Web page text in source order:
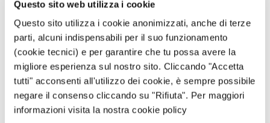
Questo sito web utilizza i cookie
Questo sito utilizza i cookie anonimizzati, anche di terze
parti, alcuni indispensabili per il suo funzionamento
(cookie tecnici) e per garantire che tu possa avere la
migliore esperienza sul nostro sito. Cliccando "Accetta
tutti" acconsenti all'utilizzo dei cookie, è sempre possibile
negare il consenso cliccando su "Rifiuta". Per maggiori
informazioni visita la nostra cookie policy
Gliinterventi ammessiper avere accesso al
Conto Termico 3.0 sono:
isolamento termico delle superfici,
sostituzione degli infissi, installazione di
sistemi di schermatura, filtrazione o
ombreggiamento solare;
sostituzione dei sistemi di illuminazione